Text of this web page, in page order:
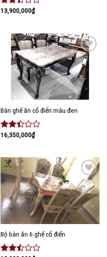
Được
2.29
5 sao
13,900,000₫
Add to
wishlist
Bàn ghế ăn cổ điển màu đen
Được
2.27
5 sao
16,350,000₫
Add to
wishlist
Bộ bàn ăn 6 ghế cổ điển